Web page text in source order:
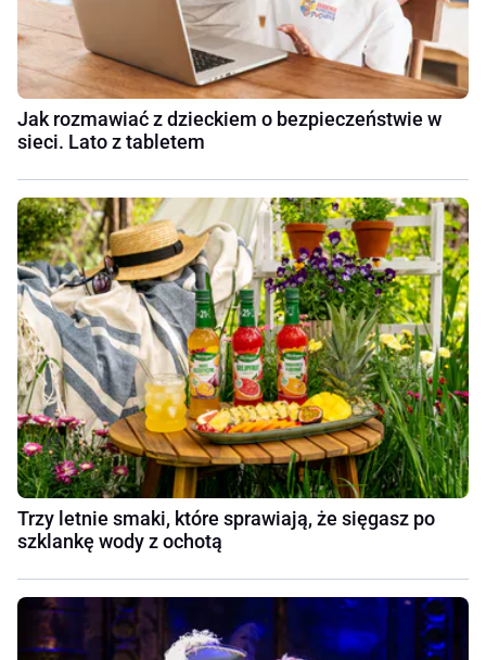
Jak rozmawiać z dzieckiem o bezpieczeństwie w
sieci. Lato z tabletem
Trzy letnie smaki, które sprawiają, że sięgasz po
szklankę wody z ochotą